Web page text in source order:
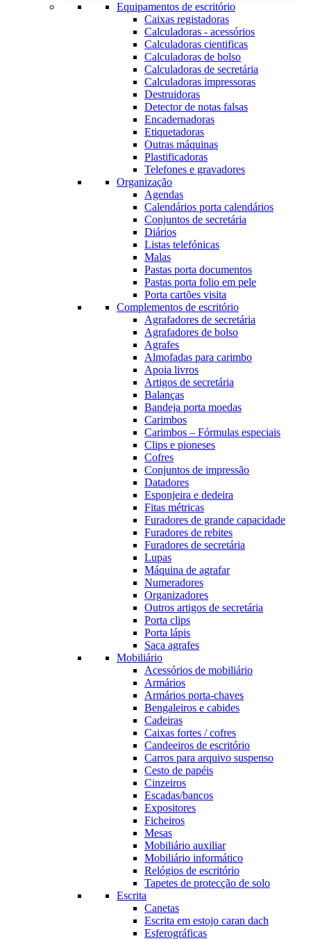
Equipamentos de escritório
Caixas registadoras
Calculadoras - acessórios
Calculadoras cientificas
Calculadoras de bolso
Calculadoras de secretária
Calculadoras impressoras
Destruidoras
Detector de notas falsas
Encadernadoras
Etiquetadoras
Outras máquinas
Plastificadoras
Telefones e gravadores
Organização
Agendas
Calendários porta calendários
Conjuntos de secretária
Diários
Listas telefónicas
Malas
Pastas porta documentos
Pastas porta folio em pele
Porta cartões visita
Complementos de escritório
Agrafadores de secretária
Agrafadores de bolso
Agrafes
Almofadas para carimbo
Apoia livros
Artigos de secretária
Balanças
Bandeja porta moedas
Carimbos
Carimbos – Fórmulas especiais
Clips e pioneses
Cofres
Conjuntos de impressão
Datadores
Esponjeira e dedeira
Fitas métricas
Furadores de grande capacidade
Furadores de rebites
Furadores de secretária
Lupas
Máquina de agrafar
Numeradores
Organizadores
Outros artigos de secretária
Porta clips
Porta lápis
Saca agrafes
Mobiliário
Acessórios de mobiliário
Armários
Armários porta-chaves
Bengaleiros e cabides
Cadeiras
Caixas fortes / cofres
Candeeiros de escritório
Carros para arquivo suspenso
Cesto de papéis
Cinzeiros
Escadas/bancos
Expositores
Ficheiros
Mesas
Mobiliário auxiliar
Mobiliário informático
Relógios de escritório
Tapetes de protecção de solo
Escrita
Canetas
Escrita em estojo caran dach
Esferográficas